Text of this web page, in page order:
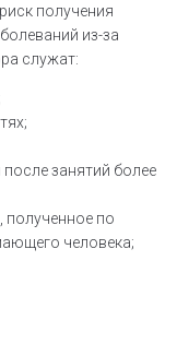
риск получения
из-за
служат:
занятий более
полученное по
человека;